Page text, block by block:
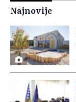
Najnovije